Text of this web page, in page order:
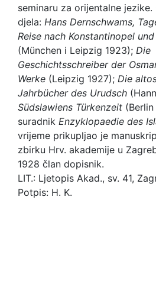
seminaru za orijentalne jezike.
djela: Hans Dernschwams,
Reise nach Konstantinopel
(München i Leipzig 1923); Die
Geschichtsschreiber der
Werke (Leipzig 1927); Die
Jahrbücher des Urudsch
Südslawiens Türkenzeit
suradnik Enzyklopaedie des
vrijeme prikupljao je
zbirku Hrv. akademije u
1928 član dopisnik.
LIT.: Ljetopis Akad., sv. 41,
Potpis: H. K.